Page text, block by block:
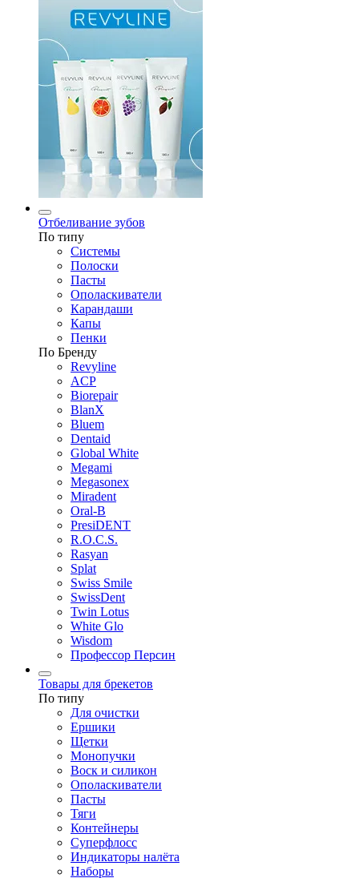
Отбеливание зубов
По типу
Системы
Полоски
Пасты
Ополаскиватели
Карандаши
Капы
Пенки
По Бренду
Revyline
ACP
Biorepair
BlanX
Bluem
Dentaid
Global White
Megami
Megasonex
Miradent
Oral-B
PresiDENT
R.O.C.S.
Rasyan
Splat
Swiss Smile
SwissDent
Twin Lotus
White Glo
Wisdom
Профессор Персин
Товары для брекетов
По типу
Для очистки
Ершики
Щетки
Монопучки
Воск и силикон
Ополаскиватели
Пасты
Тяги
Контейнеры
Суперфлосс
Индикаторы налёта
Наборы